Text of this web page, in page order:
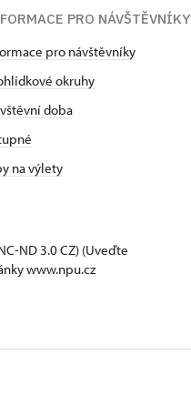
PRO NÁVŠTĚVNÍKY
pro návštěvníky
okruhy
doba
na výlety
ND 3.0 CZ) (Uveďte
www.npu.cz